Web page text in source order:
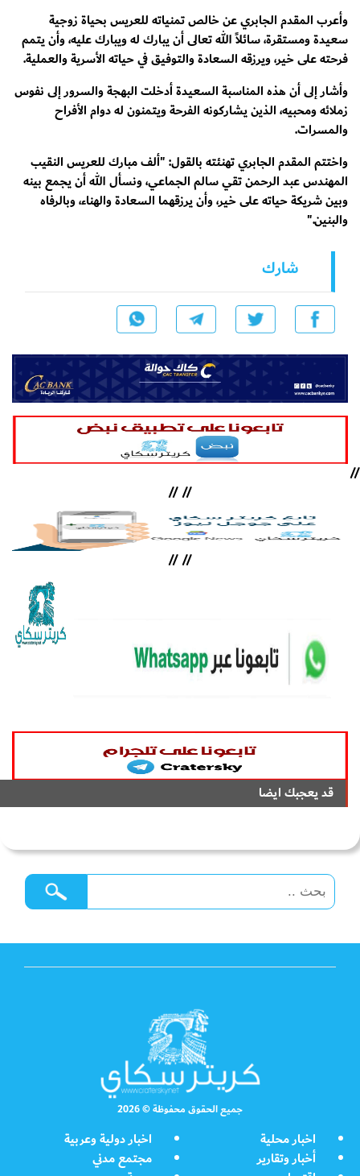
وأعرب المقدم الجابري عن خالص تمنياته للعريس بحياة زوجية
سعيدة ومستقرة، سائلاً الله تعالى أن يبارك له ويبارك عليه، وأن يتمم
فرحته على خير، ويرزقه السعادة والتوفيق في حياته الأسرية والعملية.
وأشار إلى أن هذه المناسبة السعيدة أدخلت البهجة والسرور إلى نفوس
زملائه ومحبيه، الذين يشاركونه الفرحة ويتمنون له دوام الأفراح
والمسرات.
واختتم المقدم الجابري تهنئته بالقول: "ألف مبارك للعريس النقيب
المهندس عبد الرحمن تقي سالم الجماعي، ونسأل الله أن يجمع بينه
وبين شريكة حياته على خير، وأن يرزقهما السعادة والهناء، وبالرفاه
والبنين."
شارك
//
//
//
//
//
قد يعجبك ايضا
جميع الحقوق محفوظة © 2026
اخبار محلية
اخبار دولية وعربية
أخبار وتقارير
مجتمع مدني